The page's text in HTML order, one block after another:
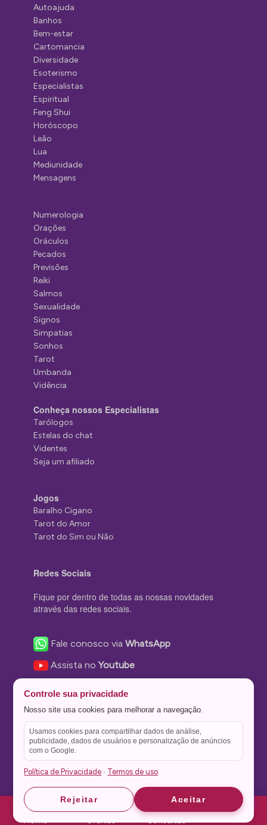
Home Ofertas Consultas
Autoajuda
Banhos
Bem-estar
Cartomancia
Diversidade
Esoterismo
Especialistas
Espiritual
Feng Shui
Horóscopo
Leão
Lua
Mediunidade
Mensagens
Numerologia
Orações
Oráculos
Pecados
Previsões
Reiki
Salmos
Sexualidade
Signos
Simpatias
Sonhos
Tarot
Umbanda
Vidência
Conheça nossos Especialistas
Tarólogos
Estelas do chat
Videntes
Seja um afiliado
Jogos
Baralho Cigano
Tarot do Amor
Tarot do Sim ou Não
Redes Sociais
Fique por dentro de todas as nossas novidades
através das redes sociais.
Fale conosco viaWhatsApp
Assista noYoutube
Nos siga no Instagram
Nos siga noTwitter
Salve no
Theme Stone Blog Powered byWordPress
Controle sua privacidade
Nosso site usa cookies para melhorar a navegação.
Usamos cookies para compartilhar dados de análise,
publicidade, dados de usuários e personalização de anúncios
com o Google.
Política de Privacidade · Termos de uso
Rejeitar Aceitar